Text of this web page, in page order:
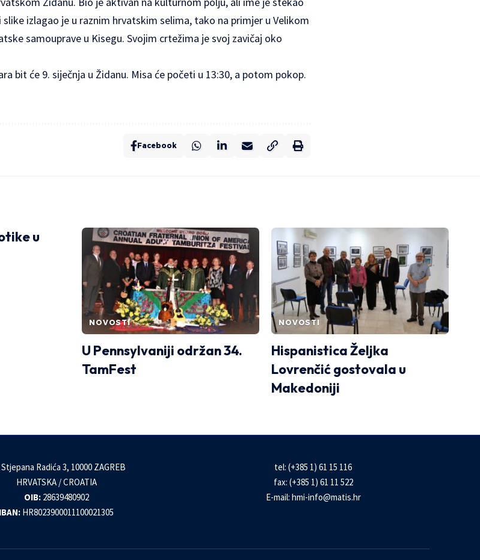
izlagao je u raznim hrvatskim selima, tako na primjer u Velikom
samouprave u Kisegu. Svojim crtežima je svoj zavičaj oko
bit će 9. siječnja u Židanu. Misa će početi u 13:30, a potom pokop.
Facebook
u
NOVOSTI
U Pennsylvaniji održan 34.
TamFest
NOVOSTI
Hispanistica Željka
Lovrenčić gostovala u
Makedoniji
Radića 3, 10000 ZAGREB
HRVATSKA / CROATIA
OIB:28639480902
IBAN: HR8023900011100021305
tel: (+385 1) 61 15 116
fax: (+385 1) 61 11 522
E-mail: hmi-info@matis.hr